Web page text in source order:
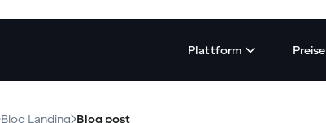
Plattform Preise
Blog Landing Blog post